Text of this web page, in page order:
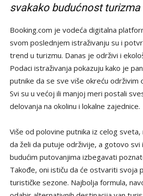
svakako budućnost turizma
Booking.com je vodeća digitalna
svom poslednjem istraživanju su i
trend u turizmu. Danas je održivi i
Podaci istraživanja pokazuju kako je
putnike da se sve više okreću održivim
Svi su u većoj ili manjoj meri postali
delovanja na okolinu i lokalne zajednice.
Više od polovine putnika iz celog
da želi da putuje održivije, a gotovo svi
budućim putovanjima izbegavati
Takođe, oni ističu da će ostvariti svoja
turističke sezone. Najbolja formula,